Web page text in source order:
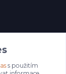
s použitím